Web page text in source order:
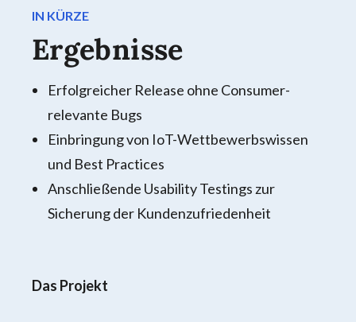
IN KÜRZE
Ergebnisse
Erfolgreicher Release ohne Consumer-
relevante Bugs
Einbringung von IoT-Wettbewerbswissen
und Best Practices
Anschließende Usability Testings zur
Sicherung der Kundenzufriedenheit
Das Projekt